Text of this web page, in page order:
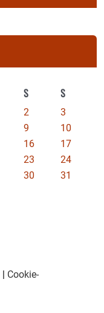
S S
2
3
9
10
16
17
23
24
30
31
| Cookie-